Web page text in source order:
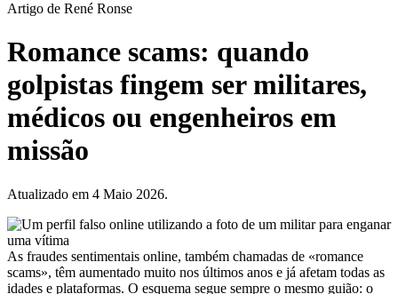
Artigo de René Ronse
Romance scams: quando
golpistas fingem ser militares,
médicos ou engenheiros em
missão
Atualizado em 4 Maio 2026.
As fraudes sentimentais online, também chamadas de «romance
scams», têm aumentado muito nos últimos anos e já afetam todas as
idades e plataformas. O esquema segue sempre o mesmo guião: o